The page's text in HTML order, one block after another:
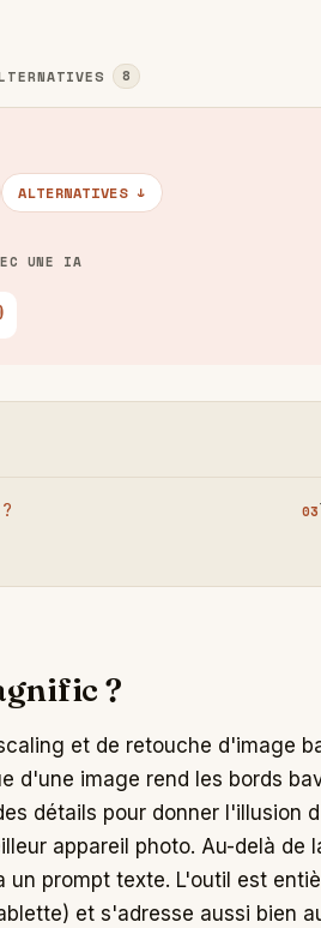
8
ALTERNATIVES ↓
UNE IA
?
et de retouche d'image
d'une image rend les bords
détails pour donner l'illusion
appareil photo. Au-delà
un prompt texte. L'outil est
et s'adresse aussi bien